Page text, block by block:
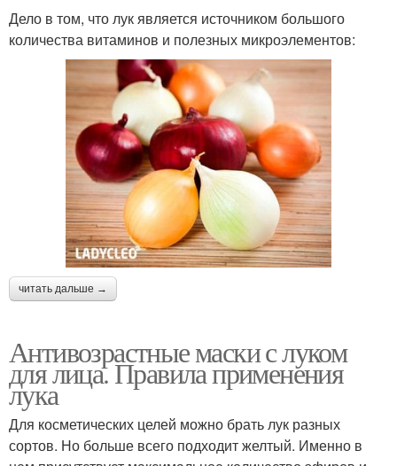
Дело в том, что лук является источником большого
количества витаминов и полезных микроэлементов:
читать дальше →
Антивозрастные маски с луком
для лица. Правила применения
лука
Для косметических целей можно брать лук разных
сортов. Но больше всего подходит желтый. Именно в